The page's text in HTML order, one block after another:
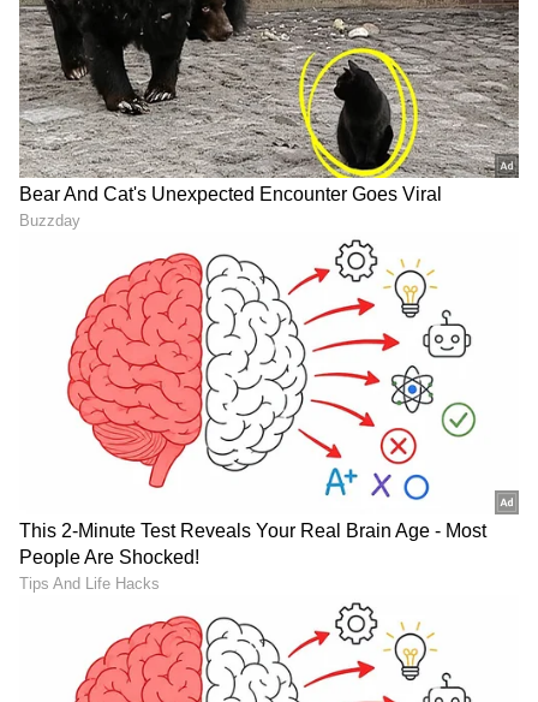
ರಾಧಿಕಾಗಿಂತ ನಾನೇ ಚಿರಂಜೀವಿಗೆ
ಹೆಚ್ಚು: ಜಾನಕಿಯಮ್ಮ ಹೇಳಿದ್ದ ಆ
ಮಾತಿನ ಮರ್ಮವೇನು?
ಎಸ್. ಜಾನಕಿ ಆಸ್ತಿ ಮೌಲ್ಯ ಎಷ್ಟು
ಕೋಟಿ? ಅಭಿಮಾನಿಗಳಲ್ಲಿ
ಮೂಡಿದ ದೊಡ್ಡ ಪ್ರಶ್ನೆಗೆ ಇಲ್ಲಿದೆ
ಉತ್ತರ!
S janaki: ಎಸ್ ಜಾನಕಿ ಜೀವನ
ಚರಿತ್ರೆ-1957ರಲ್ಲಿ ಹಿನ್ನೆಲೆ
ಗಾಯನಕ್ಕೆ ಪದಾರ್ಪಣೆ; 2017ರಲ್ಲಿ
ಅಧಿಕೃತ ವಿದಾಯ!
S Janaki: ಗಂಡಿನ ಧ್ವನಿಯಲ್ಲಿ
ಹಾಡಿ ದೇಶವನ್ನೇ ಬೆರಗುಗೊಳಿಸಿದ್ದ
ಎಸ್. ಜಾನಕಿ: ಯಾವುದು ಆ
ಹಾಡು!
LATEST VIDEOS
ಕನಕೋತ್ಸವದಲ್ಲಿ ರಿಷಬ್ ಶೆಟ್ಟಿ | Rishab
Shetty speech | Suvarna News
ಶೇ.50 ರಿಂದ ಶೇ.18 ಕ್ಕೆ TAX ಇಳಿಕೆ: ಮೋದಿ-
ಟ್ರಂಪ್ ಐತಿಹಾಸಿಕ ಒಪ್ಪಂದ | India US